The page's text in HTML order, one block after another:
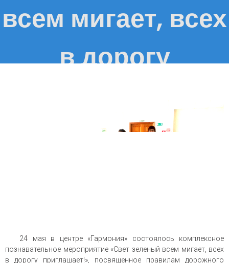
всем мигает, всех
в дорогу
24 мая в центре «Гармония» состоялось комплексное
познавательное мероприятие «Свет зеленый всем мигает, всех
в дорогу приглашает!», посвященное правилам дорожного